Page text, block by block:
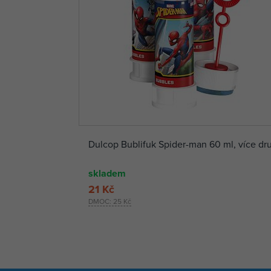
Dulcop Bublifuk Spider-man 60 ml, více
skladem
DMOC: 25 Kč
21 Kč